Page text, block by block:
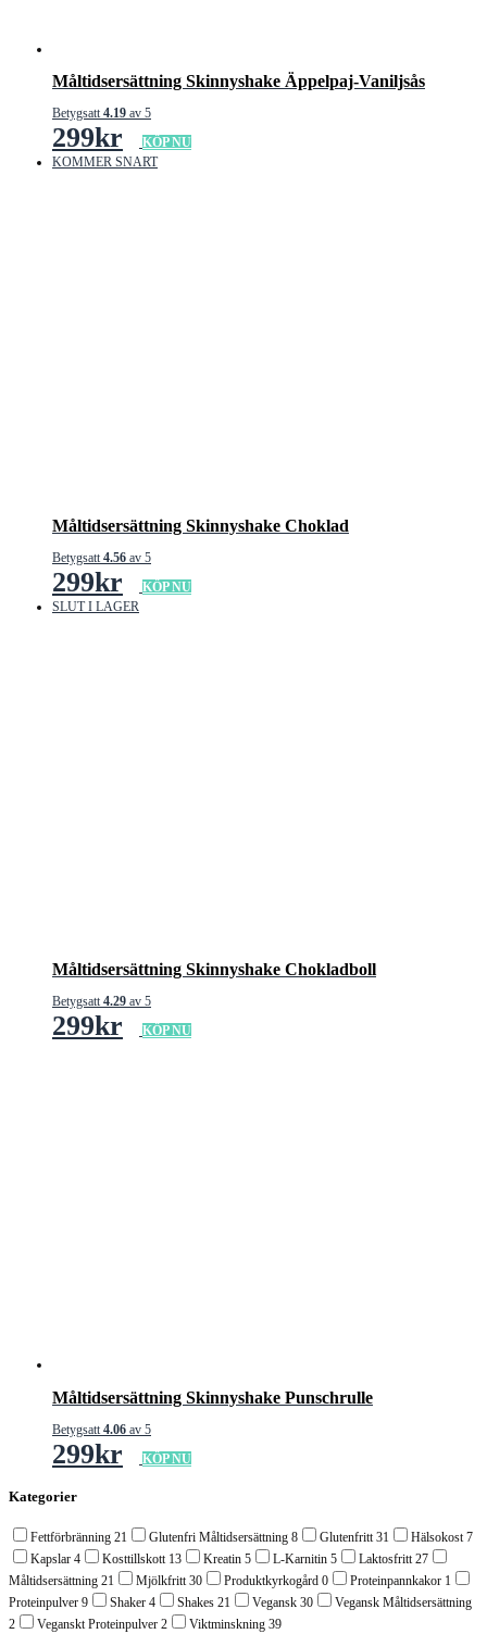
Måltidsersättning Skinnyshake Äppelpaj-Vaniljsås
Betygsatt4.19 av 5
299kr
KÖP NU
KOMMER SNART
Måltidsersättning Skinnyshake Choklad
Betygsatt4.56 av 5
299kr
KÖP NU
SLUT I LAGER
Måltidsersättning Skinnyshake Chokladboll
Betygsatt4.29 av 5
299kr KÖP NU
Måltidsersättning Skinnyshake Punschrulle
Betygsatt4.06 av 5
299kr KÖP NU
Kategorier
Fettförbränning 21 Glutenfri Måltidsersättning 8 Glutenfritt31 Hälsokost7
Kapslar 4 Kosttillskott 13 Kreatin 5 L-Karnitin 5 Laktosfritt27
Måltidsersättning 21 Mjölkfritt30 Produktkyrkogård 0 Proteinpannkakor 1
Proteinpulver 9 Shaker 4 Shakes 21 Vegansk 30
Vegansk Måltidsersättning
2
Veganskt Proteinpulver 2 Viktminskning 39